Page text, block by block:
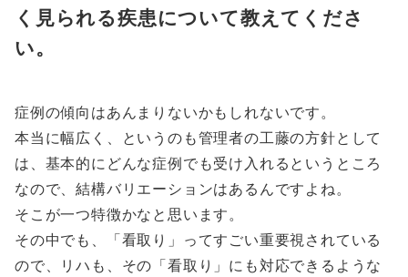
く見られる疾患について教えてくださ
い。
症例の傾向はあんまりないかもしれないです。
本当に幅広く、というのも管理者の工藤の方針として
は、基本的にどんな症例でも受け入れるというところ
なので、結構バリエーションはあるんですよね。
そこが一つ特徴かなと思います。
その中でも、「看取り」ってすごい重要視されている
ので、リハも、その「看取り」にも対応できるような